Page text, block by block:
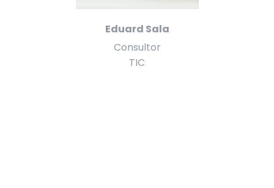
Eduard Sala
Consultor
TIC